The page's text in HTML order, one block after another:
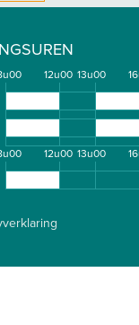
12u00 13u00
12u00 13u00